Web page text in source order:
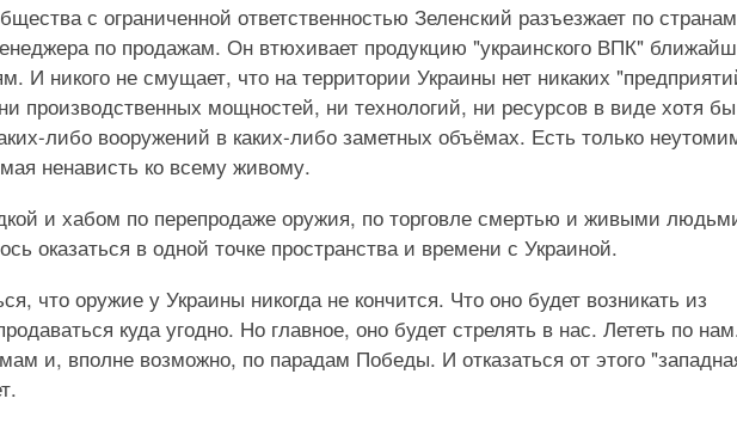
с ограниченной ответственностью Зеленский разъезжает по
по продажам. Он втюхивает продукцию "украинского ВПК"
И никого не смущает, что на территории Украины нет никаких
производственных мощностей, ни технологий, ни ресурсов в виде хотя бы
либо вооружений в каких-либо заметных объёмах. Есть только
ненависть ко всему живому.
и хабом по перепродаже оружия, по торговле смертью и живыми
оказаться в одной точке пространства и времени с Украиной.
что оружие у Украины никогда не кончится. Что оно будет возникать из
куда угодно. Но главное, оно будет стрелять в нас. Лететь по
и, вполне возможно, по парадам Победы. И отказаться от этого